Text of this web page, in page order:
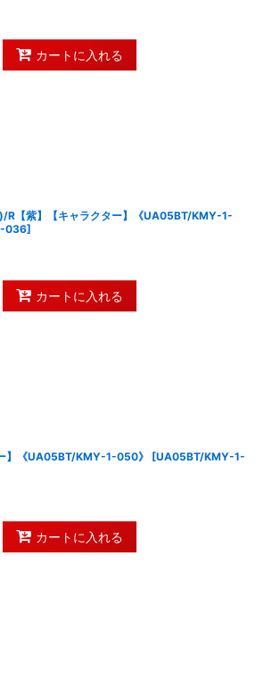
カートに入れる
R【紫】【キャラクター】《UA05BT/KMY-1-
036]
カートに入れる
】《UA05BT/KMY-1-050》 [UA05BT/KMY-1-
カートに入れる